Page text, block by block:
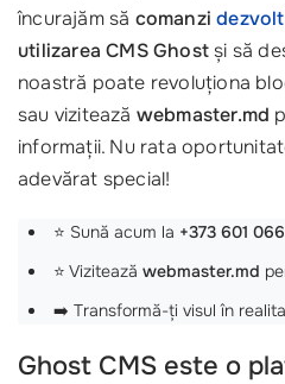
încurajăm să comanzi
utilizarea CMS Ghostși să
noastră poate revoluționa
sau vizitează webmaster.md
informații. Nu rata
adevărat special!
⭐ Sună acum la +373 601
⭐ Vizitează webmaster.md
➡️ Transformă-ți visul în
Ghost CMS este o